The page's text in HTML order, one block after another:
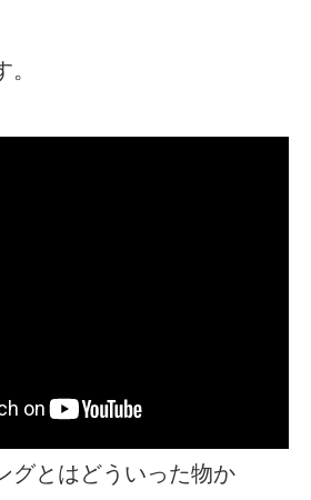
グとはどういった物か